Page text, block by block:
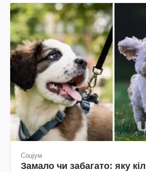
Соціум
Замало чи забагато: яку